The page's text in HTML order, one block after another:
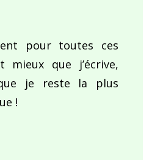
pour toutes ces
mieux que j’écrive,
je reste la plus
!